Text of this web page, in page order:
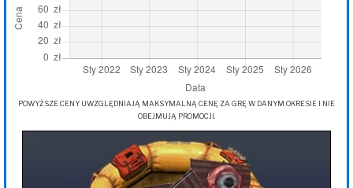
POWYŻSZE CENY UWZGLĘDNIAJĄ MAKSYMALNĄ CENĘ ZA GRĘ W DANYM OKRESIE I NIE
OBEJMUJĄ PROMOCJI.